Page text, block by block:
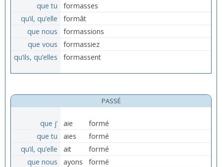
que tu
formasses
qu’il, qu’elle
formât
que nous
formassions
que vous
formassiez
qu’ils, qu’elles
formassent
PASSÉ
que j’ aie
formé
que tu
aies
formé
qu’il, qu’elle
ait
formé
que nous
ayons
formé